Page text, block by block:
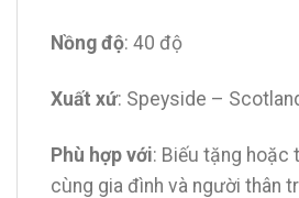
Nồng độ: 40 độ
Xuất xứ: Speyside –
Phù hợp với: Biếu tặng hoặc
cùng gia đình và người thân